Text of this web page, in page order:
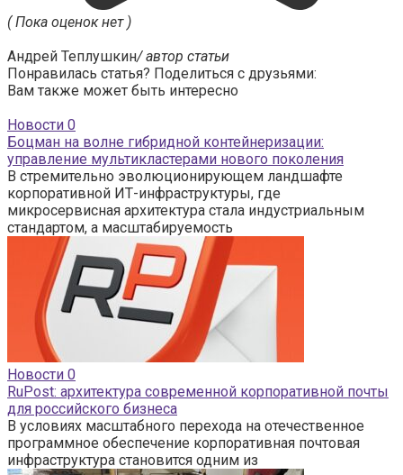
( Пока оценок нет )
Андрей Теплушкин/ автор статьи
Понравилась статья? Поделиться с друзьями:
Вам также может быть интересно
Новости 0
Боцман на волне гибридной контейнеризации:
управление мультикластерами нового поколения
В стремительно эволюционирующем ландшафте
корпоративной ИТ-инфраструктуры, где
микросервисная архитектура стала индустриальным
стандартом, а масштабируемость
Новости 0
RuPost: архитектура современной корпоративной почты
для российского бизнеса
В условиях масштабного перехода на отечественное
программное обеспечение корпоративная почтовая
инфраструктура становится одним из